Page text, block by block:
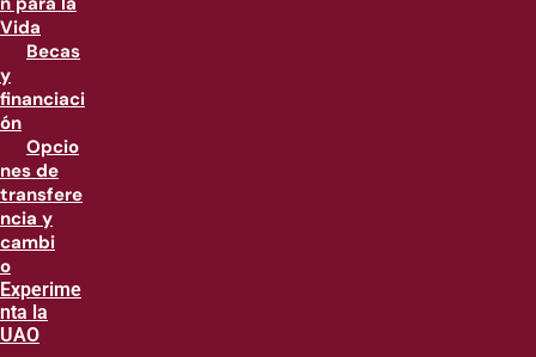
Vida
Becas
y
financiaci
ón
Opcio
nes de
transfere
ncia y
cambi
o
Experime
nta la
UAO